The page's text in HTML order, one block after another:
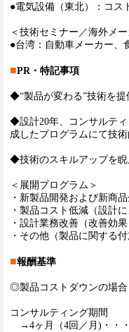
●電気設備（東北）：コス
＜技術セミナー／海外メ
●台湾：自動車メーカー、
■PR・特記事項
◆“製品が変わる”技術を提
◆設計20年、コンサルテ
成したプログラムにて技
◆技術のスキルアップを睨
＜展開プログラム＞
・新製品開発および新商
・製品コスト低減（設計
・設計業務改善（改善効
・その他（製品に関する
■報酬基準
◎製品コストダウンの場合
コンサルティング期間
→4ヶ月（4回／月)・・